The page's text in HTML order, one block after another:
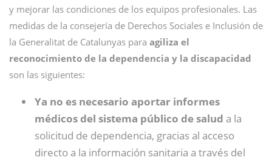
y mejorar las condiciones de los equipos profesionales. Las
medidas de la consejería de Derechos Sociales e Inclusión de
la Generalitat de Catalunyas para agiliza el
reconocimiento de la dependencia y la discapacidad
son las siguientes:
Ya no es necesario aportar informes
médicos del sistema público de salud a la
solicitud de dependencia, gracias al acceso
directo a la información sanitaria a través del